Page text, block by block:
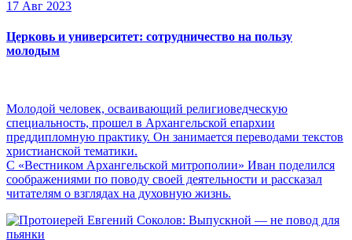
17 Авг 2023
Церковь и университет: сотрудничество на пользу
молодым
Молодой человек, осваивающий религиоведческую
специальность, прошел в Архангельской епархии
преддипломную практику. Он занимается переводами текстов
христианской тематики.
С «Вестником Архангельской митрополии» Иван поделился
соображениями по поводу своей деятельности и рассказал
читателям о взглядах на духовную жизнь.